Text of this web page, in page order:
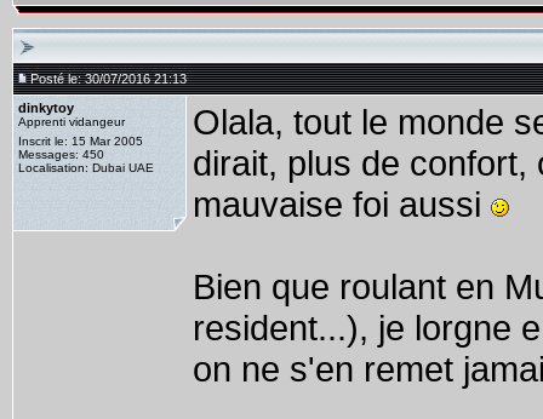
Posté le: 30/07/2016 21:13
dinkytoy
Apprenti vidangeur
Inscrit le: 15 Mar 2005
Messages: 450
Localisation: Dubai UAE
Olala, tout le monde
dirait, plus de confort,
mauvaise foi aussi
Bien que roulant en
resident...), je lorgne
on ne s'en remet